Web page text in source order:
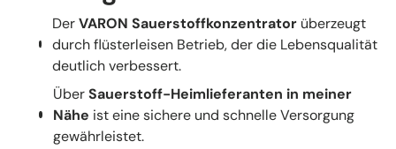
DerVARON Sauerstoffkonzentrator überzeugt
durch flüsterleisen Betrieb, der die Lebensqualität
deutlich verbessert.
ÜberSauerstoff-Heimlieferanten in meiner
Nähe ist eine sichere und schnelle Versorgung
gewährleistet.